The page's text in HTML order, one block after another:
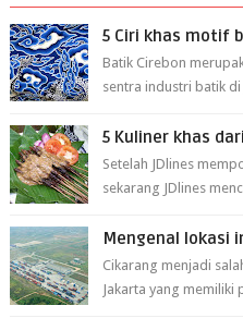
5 Ciri khas motif
Batik Cirebon
sentra industri batik
5 Kuliner khas
Setelah JDlines
sekarang JDlines
Mengenal lokasi
Cikarang menjadi
Jakarta yang